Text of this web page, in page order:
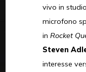
vivo in
microfono
in Rocket
Steven
interesse